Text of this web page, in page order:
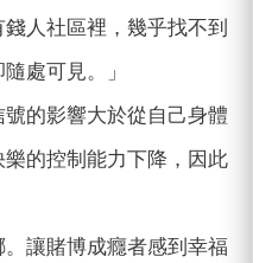
人社區裡，幾乎找不到
處可見。」
的影響大於從自己身體
的控制能力下降，因此
讓賭博成癮者感到幸福